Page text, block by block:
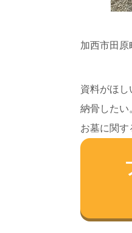
加西市田
資料がほ
納骨したい
お墓に関